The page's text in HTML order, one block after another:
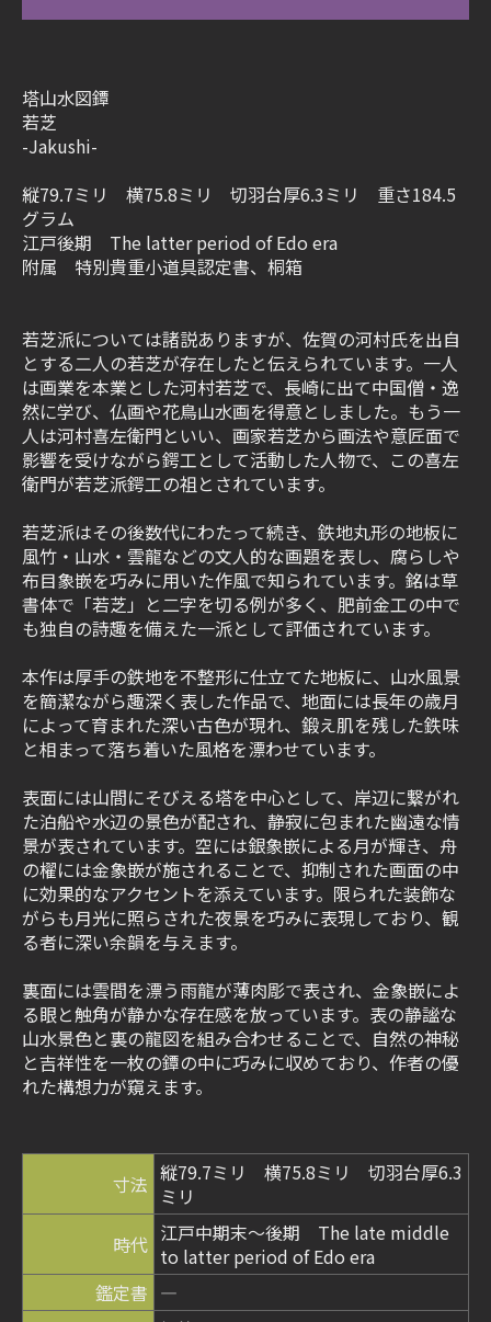
塔山水図鐔
若芝
-Jakushi-
縦79.7ミリ 横75.8ミリ 切羽台厚6.3ミリ 重さ184.5
グラム
江戸後期 The latter period of Edo era
附属 特別貴重小道具認定書、桐箱
若芝派については諸説ありますが、佐賀の河村氏を出自
とする二人の若芝が存在したと伝えられています。一人
は画業を本業とした河村若芝で、長崎に出て中国僧・逸
然に学び、仏画や花鳥山水画を得意としました。もう一
人は河村喜左衛門といい、画家若芝から画法や意匠面で
影響を受けながら鍔工として活動した人物で、この喜左
衛門が若芝派鍔工の祖とされています。
若芝派はその後数代にわたって続き、鉄地丸形の地板に
風竹・山水・雲龍などの文人的な画題を表し、腐らしや
布目象嵌を巧みに用いた作風で知られています。銘は草
書体で「若芝」と二字を切る例が多く、肥前金工の中で
も独自の詩趣を備えた一派として評価されています。
本作は厚手の鉄地を不整形に仕立てた地板に、山水風景
を簡潔ながら趣深く表した作品で、地面には長年の歳月
によって育まれた深い古色が現れ、鍛え肌を残した鉄味
と相まって落ち着いた風格を漂わせています。
表面には山間にそびえる塔を中心として、岸辺に繋がれ
た泊船や水辺の景色が配され、静寂に包まれた幽遠な情
景が表されています。空には銀象嵌による月が輝き、舟
の櫂には金象嵌が施されることで、抑制された画面の中
に効果的なアクセントを添えています。限られた装飾な
がらも月光に照らされた夜景を巧みに表現しており、観
る者に深い余韻を与えます。
裏面には雲間を漂う雨龍が薄肉彫で表され、金象嵌によ
る眼と触角が静かな存在感を放っています。表の静謐な
山水景色と裏の龍図を組み合わせることで、自然の神秘
と吉祥性を一枚の鐔の中に巧みに収めており、作者の優
れた構想力が窺えます。
寸法 縦79.7ミリ 横75.8ミリ 切羽台厚6.3
ミリ
時代 江戸中期末～後期 The late middle
to latter period of Edo era
鑑定書 ―